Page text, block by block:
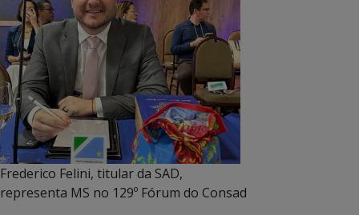
Frederico Felini, titular da SAD,
representa MS no 129º Fórum do Consad